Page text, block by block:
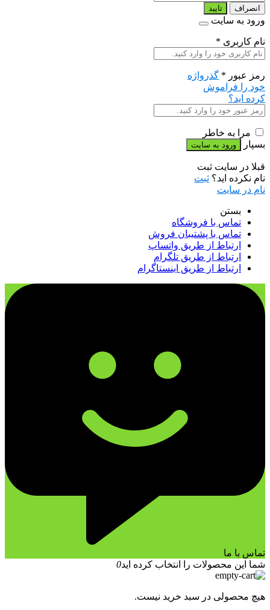
انصراف تایید
ورود به سایت
نام کاربری *
رمز عبور * گذرواژه
خود را فراموش
کرده اید؟
مرا به خاطر
بسپار
قبلا در سایت ثبت
نام نکرده اید؟ ثبت
نام در سایت
بستن
تماس با فروشگاه
تماس با پشتیبان فروش
ارتباط از طریق واتساپ
ارتباط از طریق تلگرام
ارتباط از طریق اینستاگرام
تماس با ما
شما این محصولات را انتخاب کرده اید0
هیچ محصولی در سبد خرید نیست.